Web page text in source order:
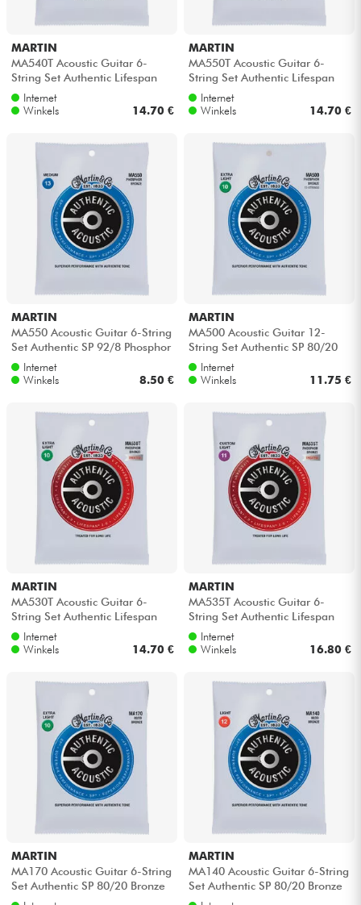
MARTIN
MA540T Acoustic Guitar 6-
String Set Authentic Lifespan
2.0 92/8 Phosphor Bronze 12-
54 -...
Internet
Winkels
14.70 €
MARTIN
MA550T Acoustic Guitar 6-
String Set Authentic Lifespan
2.0 92/8 Phosphor Bronze 13-
56 -...
Internet
Winkels
14.70 €
MARTIN
MA550 Acoustic Guitar 6-String
Set Authentic SP 92/8 Phosphor
Bronze 13-56 - Snarenset
Internet
Winkels
8.50 €
MARTIN
MA500 Acoustic Guitar 12-
String Set Authentic SP 80/20
Bronze 6-String Set Authentic
SP...
Internet
Winkels
11.75 €
MARTIN
MA530T Acoustic Guitar 6-
String Set Authentic Lifespan
2.0 92/8 Phosphor Bronze 10-
47 -...
Internet
Winkels
14.70 €
MARTIN
MA535T Acoustic Guitar 6-
String Set Authentic Lifespan
2.0 Phosphor Bronze 11-52 -
Snar...
Internet
Winkels
16.80 €
MARTIN
MA170 Acoustic Guitar 6-String
Set Authentic SP 80/20 Bronze
10-47 - Snarenset
MARTIN
MA140 Acoustic Guitar 6-String
Set Authentic SP 80/20 Bronze
12-54 - Snarenset